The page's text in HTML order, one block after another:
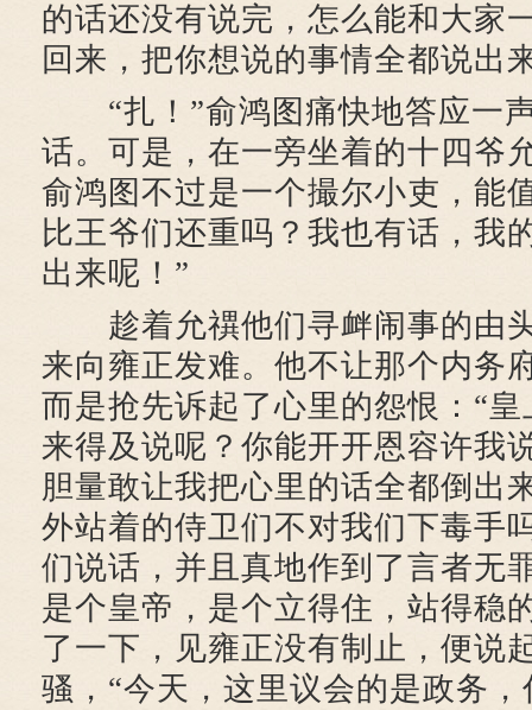
的话还没有说完，怎么能和大家
回来，把你想说的事情全都说出
“扎！”俞鸿图痛快地答应一
话。可是，在一旁坐着的十四爷
俞鸿图不过是一个撮尔小吏，能
比王爷们还重吗？我也有话，我
出来呢！”
趁着允禩他们寻衅闹事的由
来向雍正发难。他不让那个内务
而是抢先诉起了心里的怨恨：“
来得及说呢？你能开开恩容许我
胆量敢让我把心里的话全都倒出
外站着的侍卫们不对我们下毒手
们说话，并且真地作到了言者无
是个皇帝，是个立得住，站得稳
了一下，见雍正没有制止，便说
骚，“今天，这里议会的是政务